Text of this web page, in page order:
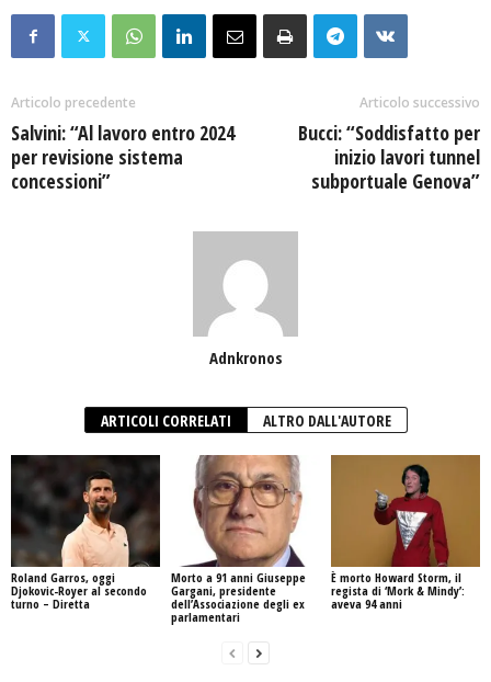
Articolo precedente
Salvini: “Al lavoro entro 2024
per revisione sistema
concessioni”
Articolo successivo
Bucci: “Soddisfatto per
inizio lavori tunnel
subportuale Genova”
Adnkronos
ARTICOLI CORRELATI ALTRO DALL'AUTORE
Roland Garros, oggi
Djokovic-Royer al secondo
turno – Diretta
Morto a 91 anni Giuseppe
Gargani, presidente
dell’Associazione degli ex
parlamentari
È morto Howard Storm, il
regista di ‘Mork & Mindy’:
aveva 94 anni